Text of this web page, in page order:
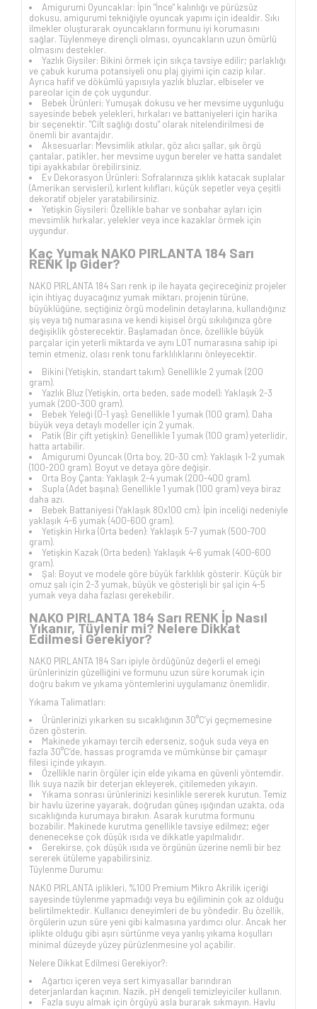
Amigurumi Oyuncaklar: İpin "İnce" kalınlığı ve pürüzsüz
dokusu, amigurumi tekniğiyle oyuncak yapımı için idealdir. Sıkı
ilmekler oluşturarak oyuncakların formunu iyi korumasını
sağlar. Tüylenmeye dirençli olması, oyuncakların uzun ömürlü
olmasını destekler.
Yazlık Giysiler: Bikini örmek için sıkça tavsiye edilir; parlaklığı
ve çabuk kuruma potansiyeli onu plaj giyimi için cazip kılar.
Ayrıca hafif ve dökümlü yapısıyla yazlık bluzlar, elbiseler ve
pareolar için de çok uygundur.
Bebek Ürünleri: Yumuşak dokusu ve her mevsime uygunluğu
sayesinde bebek yelekleri, hırkaları ve battaniyeleri için harika
bir seçenektir. "Cilt sağlığı dostu" olarak nitelendirilmesi de
önemli bir avantajdır.
Aksesuarlar: Mevsimlik atkılar, göz alıcı şallar, şık örgü
çantalar, patikler, her mevsime uygun bereler ve hatta sandalet
tipi ayakkabılar örebilirsiniz.
Ev Dekorasyon Ürünleri: Sofralarınıza şıklık katacak suplalar
(Amerikan servisleri), kırlent kılıfları, küçük sepetler veya çeşitli
dekoratif objeler yaratabilirsiniz.
Yetişkin Giysileri: Özellikle bahar ve sonbahar ayları için
mevsimlik hırkalar, yelekler veya ince kazaklar örmek için
uygundur.
Kaç Yumak NAKO PIRLANTA 184 Sarı
RENK İp Gider?
NAKO PIRLANTA 184 Sarı renk ip ile hayata geçireceğiniz projeler
için ihtiyaç duyacağınız yumak miktarı, projenin türüne,
büyüklüğüne, seçtiğiniz örgü modelinin detaylarına, kullandığınız
şiş veya tığ numarasına ve kendi kişisel örgü sıkılığınıza göre
değişiklik gösterecektir. Başlamadan önce, özellikle büyük
parçalar için yeterli miktarda ve aynı LOT numarasına sahip ipi
temin etmeniz, olası renk tonu farklılıklarını önleyecektir.
Bikini (Yetişkin, standart takım): Genellikle 2 yumak (200
gram).
Yazlık Bluz (Yetişkin, orta beden, sade model): Yaklaşık 2-3
yumak (200-300 gram).
Bebek Yeleği (0-1 yaş): Genellikle 1 yumak (100 gram). Daha
büyük veya detaylı modeller için 2 yumak.
Patik (Bir çift yetişkin): Genellikle 1 yumak (100 gram) yeterlidir,
hatta artabilir.
Amigurumi Oyuncak (Orta boy, 20-30 cm): Yaklaşık 1-2 yumak
(100-200 gram). Boyut ve detaya göre değişir.
Orta Boy Çanta: Yaklaşık 2-4 yumak (200-400 gram).
Supla (Adet başına): Genellikle 1 yumak (100 gram) veya biraz
daha azı.
Bebek Battaniyesi (Yaklaşık 80x100 cm): İpin inceliği nedeniyle
yaklaşık 4-6 yumak (400-600 gram).
Yetişkin Hırka (Orta beden): Yaklaşık 5-7 yumak (500-700
gram).
Yetişkin Kazak (Orta beden): Yaklaşık 4-6 yumak (400-600
gram).
Şal: Boyut ve modele göre büyük farklılık gösterir. Küçük bir
omuz şalı için 2-3 yumak, büyük ve gösterişli bir şal için 4-5
yumak veya daha fazlası gerekebilir.
NAKO PIRLANTA 184 Sarı RENK İp Nasıl
Yıkanır, Tüylenir mi? Nelere Dikkat
Edilmesi Gerekiyor?
NAKO PIRLANTA 184 Sarı ipiyle ördüğünüz değerli el emeği
ürünlerinizin güzelliğini ve formunu uzun süre korumak için
doğru bakım ve yıkama yöntemlerini uygulamanız önemlidir.
Yıkama Talimatları:
Ürünlerinizi yıkarken su sıcaklığının 30°C’yi geçmemesine
özen gösterin.
Makinede yıkamayı tercih ederseniz, soğuk suda veya en
fazla 30°C’de, hassas programda ve mümkünse bir çamaşır
filesi içinde yıkayın.
Özellikle narin örgüler için elde yıkama en güvenli yöntemdir.
Ilık suya nazik bir deterjan ekleyerek, çitilemeden yıkayın.
Yıkama sonrası ürünlerinizi kesinlikle sererek kurutun. Temiz
bir havlu üzerine yayarak, doğrudan güneş ışığından uzakta, oda
sıcaklığında kurumaya bırakın. Asarak kurutma formunu
bozabilir. Makinede kurutma genellikle tavsiye edilmez; eğer
denenecekse çok düşük ısıda ve dikkatle yapılmalıdır.
Gerekirse, çok düşük ısıda ve örgünün üzerine nemli bir bez
sererek ütüleme yapabilirsiniz.
Tüylenme Durumu:
NAKO PIRLANTA iplikleri, %100 Premium Mikro Akrilik içeriği
sayesinde tüylenme yapmadığı veya bu eğiliminin çok az olduğu
belirtilmektedir. Kullanıcı deneyimleri de bu yöndedir. Bu özellik,
örgülerin uzun süre yeni gibi kalmasına yardımcı olur. Ancak her
iplikte olduğu gibi aşırı sürtünme veya yanlış yıkama koşulları
minimal düzeyde yüzey pürüzlenmesine yol açabilir.
Nelere Dikkat Edilmesi Gerekiyor?:
Ağartıcı içeren veya sert kimyasallar barındıran
deterjanlardan kaçının. Nazik, pH dengeli temizleyiciler kullanın.
Fazla suyu almak için örgüyü asla burarak sıkmayın. Havlu